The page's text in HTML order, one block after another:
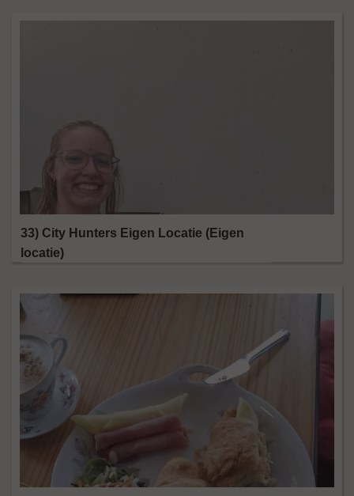
33) City Hunters Eigen Locatie (Eigen
locatie)